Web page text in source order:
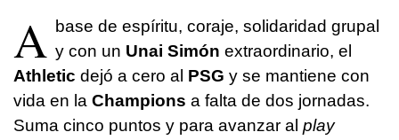
A base de espíritu, coraje, solidaridad grupal
y con un Unai Simón extraordinario, el
Athletic dejó a cero al PSG y se mantiene con
vida en la Champions a falta de dos jornadas.
Suma cinco puntos y para avanzar al play